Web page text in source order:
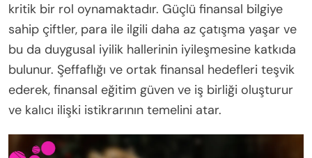
kritik bir rol oynamaktadır. Güçlü finansal bilgiye
sahip çiftler, para ile ilgili daha az çatışma yaşar ve
bu da duygusal iyilik hallerinin iyileşmesine katkıda
bulunur. Şeffaflığı ve ortak finansal hedefleri teşvik
ederek, finansal eğitim güven ve iş birliği oluşturur
ve kalıcı ilişki istikrarının temelini atar.